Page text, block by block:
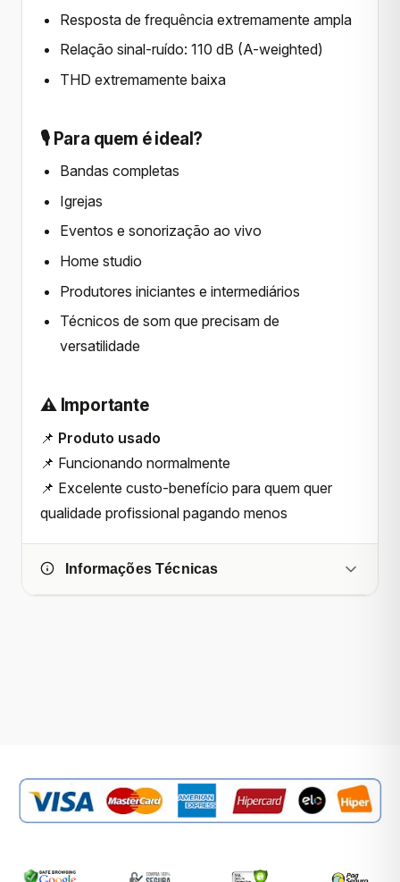
Resposta de frequência extremamente ampla
Relação sinal-ruído: 110 dB (A-weighted)
THD extremamente baixa
🎙️ Para quem é ideal?
Bandas completas
Igrejas
Eventos e sonorização ao vivo
Home studio
Produtores iniciantes e intermediários
Técnicos de som que precisam de
versatilidade
⚠️ Importante
📌 Produto usado
📌 Funcionando normalmente
📌 Excelente custo-benefício para quem quer
qualidade profissional pagando menos
Informações Técnicas